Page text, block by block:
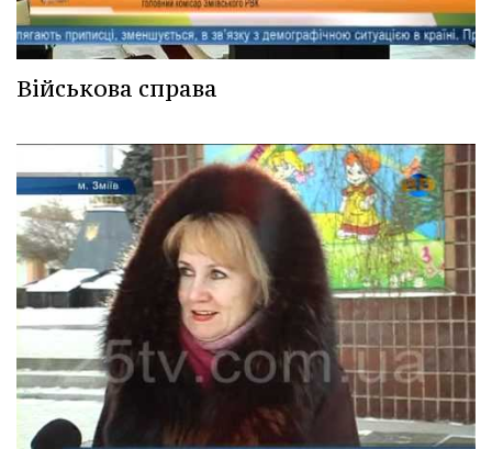
Військова справа